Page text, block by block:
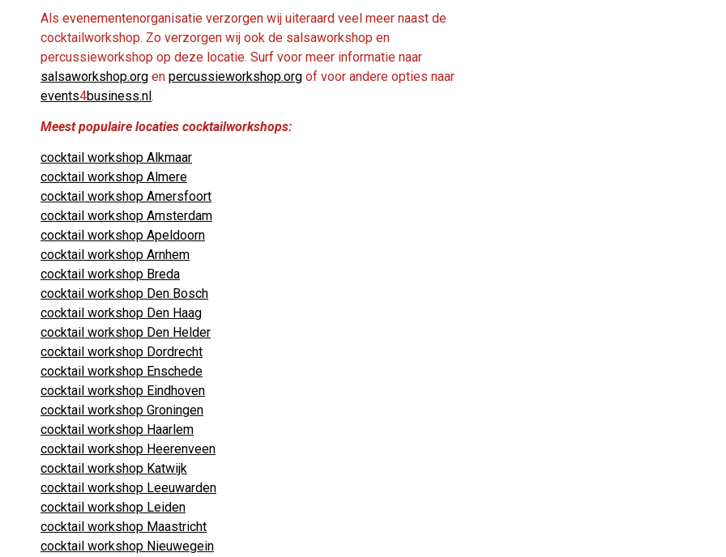
Als evenementenorganisatie verzorgen wij uiteraard veel meer naast de
cocktailworkshop. Zo verzorgen wij ook de salsaworkshop en
percussieworkshop op deze locatie. Surf voor meer informatie naar
salsaworkshop.org en percussieworkshop.org of voor andere opties naar
events4business.nl.
Meest populaire locaties cocktailworkshops:
cocktail workshop Alkmaar
cocktail workshop Almere
cocktail workshop Amersfoort
cocktail workshop Amsterdam
cocktail workshop Apeldoorn
cocktail workshop Arnhem
cocktail workshop Breda
cocktail workshop Den Bosch
cocktail workshop Den Haag
cocktail workshop Den Helder
cocktail workshop Dordrecht
cocktail workshop Enschede
cocktail workshop Eindhoven
cocktail workshop Groningen
cocktail workshop Haarlem
cocktail workshop Heerenveen
cocktail workshop Katwijk
cocktail workshop Leeuwarden
cocktail workshop Leiden
cocktail workshop Maastricht
cocktail workshop Nieuwegein